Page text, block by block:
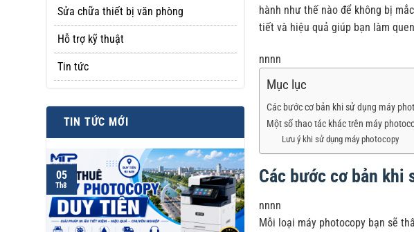
Sửa chữa thiết bị văn phòng
Hỗ trợ kỹ thuật
Tin tức
TIN TỨC MỚI
05
Th8
hành như thế nào để không bị
tiết và hiệu quả giúp bạn làm
nnnn
Mục lục
Các bước cơ bản khi sử dụng máy
Một số thao tác khác trên máy
Lưu ý khi sử dụng máy photocopy
Các bước cơ bản khi
nnnn
Mỗi loại máy photocopy bạn sẽ